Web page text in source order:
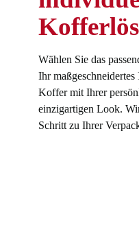
Wählen Sie das
Ihr
Koffer mit Ihrer
einzigartigen Look.
Schritt zu Ihrer